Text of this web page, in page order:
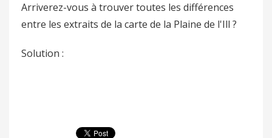
Arriverez-vous à trouver toutes les différences
entre les extraits de la carte de la Plaine de l'Ill ?
Solution :